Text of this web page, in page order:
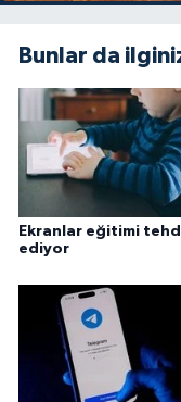
Bunlar da
Ekranlar eğitimi
ediyor
Konya
Kütahya
Malatya
Manisa
Mersin
Muğla